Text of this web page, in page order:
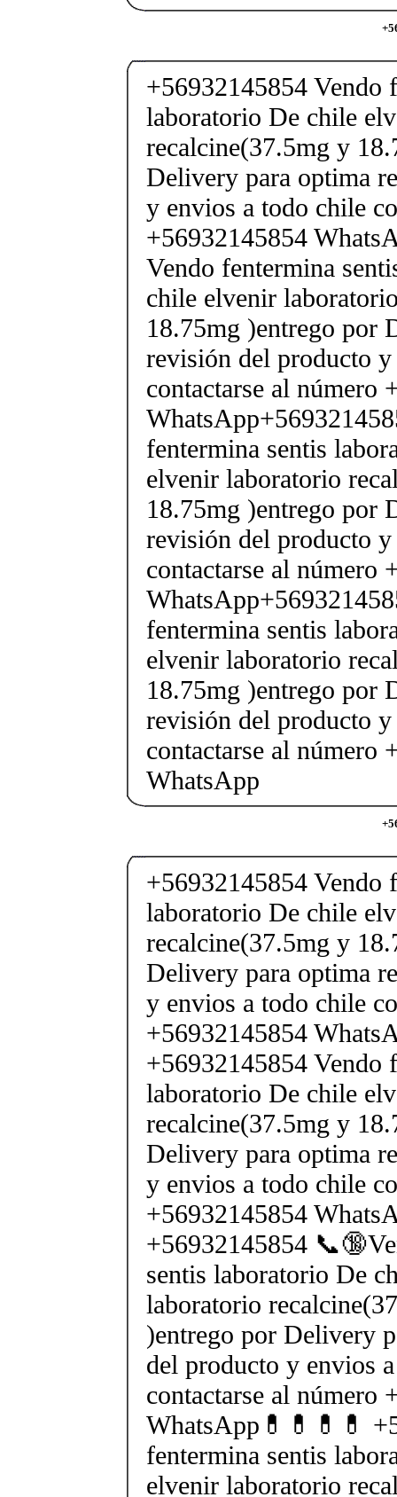
+56932145854 Vendo
laboratorio De chile
recalcine(37.5mg y
Delivery para optima
y envios a todo chile
+56932145854
Vendo fentermina
chile elvenir
18.75mg )entrego por
revisión del producto
contactarse al número
fentermina sentis
elvenir laboratorio
18.75mg )entrego por
revisión del producto
contactarse al número
fentermina sentis
elvenir laboratorio
18.75mg )entrego por
revisión del producto
contactarse al número
WhatsApp
+56932145854 Vendo
laboratorio De chile
recalcine(37.5mg y
Delivery para optima
y envios a todo chile
+56932145854
+56932145854 Vendo
laboratorio De chile
recalcine(37.5mg y
Delivery para optima
y envios a todo chile
+56932145854
+56932145854
sentis laboratorio De
laboratorio
)entrego por Delivery
del producto y envios
contactarse al número
WhatsApp💊💊💊💊
fentermina sentis
elvenir laboratorio